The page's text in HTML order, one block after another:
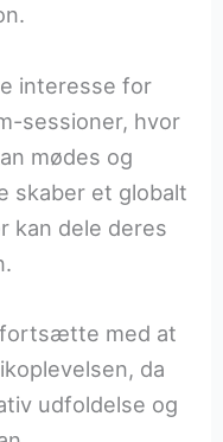
interesse for
sessioner, hvor
mødes og
skaber et globalt
kan dele deres
fortsætte med at
da
udfoldelse og